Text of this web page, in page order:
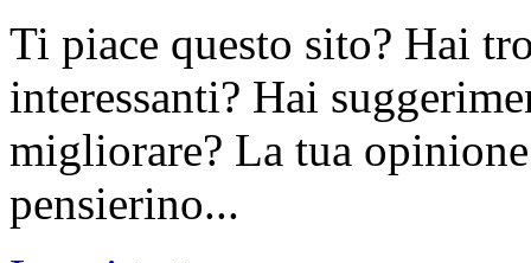
Ti piace questo sito? Hai
interessanti? Hai
migliorare? La tua
pensierino...